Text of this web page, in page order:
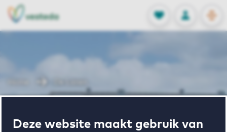
Deze website maakt gebruik van
FAVORIETEN
Opgeslagen
INLOGGEN
NL
EN
Wonen in De